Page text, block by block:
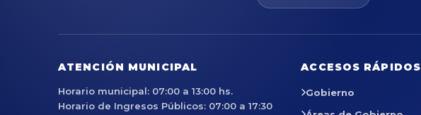
ATENCIÓN MUNICIPAL
Horario municipal: 07:00 a 13:00 hs.
Horario de Ingresos Públicos: 07:00 a 17:30
ACCESOS RÁPIDOS
Gobierno